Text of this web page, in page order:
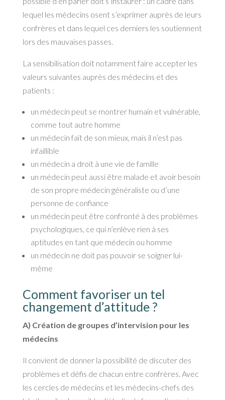
lequel les médecins osent s’exprimer auprès de leurs
confrères et dans lequel ces derniers les soutiennent
lors des mauvaises passes.
La sensibilisation doit notamment faire accepter les
valeurs suivantes auprès des médecins et des
patients :
un médecin peut se montrer humain et vulnérable,
comme tout autre homme
un médecin fait de son mieux, mais il n’est pas
infaillible
un médecin a droit à une vie de famille
un médecin peut aussi être malade et avoir besoin
de son propre médecin généraliste ou d’une
personne de confiance
un médecin peut être confronté à des problèmes
psychologiques, ce qui n’enlève rien à ses
aptitudes en tant que médecin ou homme
un médecin ne doit pas pouvoir se soigner lui-
même
Comment favoriser un tel
changement d’attitude ?
A) Création de groupes d’intervision pour les
médecins
Il convient de donner la possibilité de discuter des
problèmes et défis de chacun entre confrères. Avec
les cercles de médecins et les médecins-chefs des